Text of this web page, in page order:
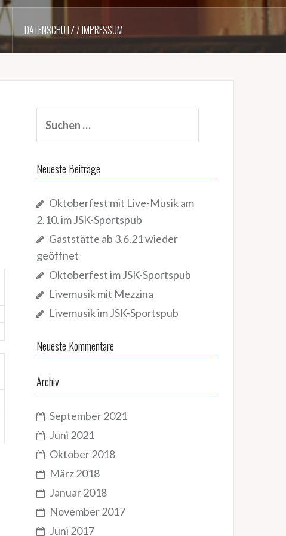
DATENSCHUTZ / IMPRESSUM
nach:
Neueste Beiträge
Oktoberfest mit Live-Musik am
2.10. im JSK-Sportspub
Gaststätte ab 3.6.21 wieder
geöffnet
Oktoberfest im JSK-Sportspub
Livemusik mit Mezzina
Livemusik im JSK-Sportspub
Neueste Kommentare
Archiv
September 2021
Juni 2021
Oktober 2018
März 2018
Januar 2018
November 2017
Juni 2017